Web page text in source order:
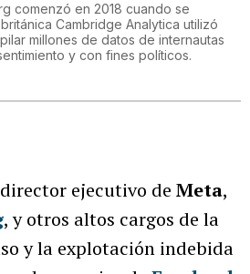
comenzó en 2018 cuando se
Cambridge Analytica utilizó
millones de datos de internautas
y con fines políticos.
ejecutivo de Meta,
, y otros altos cargos de la
y la explotación indebida